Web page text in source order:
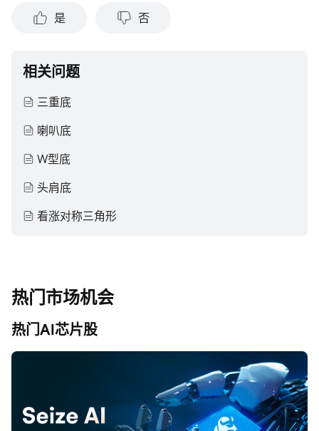
任何陈述或保证。
是 否
相关问题
三重底
喇叭底
W型底
头肩底
看涨对称三角形
热门市场机会
热门AI芯片股